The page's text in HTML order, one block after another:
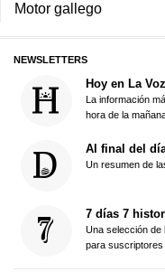
Motor gallego
NEWSLETTERS
Hoy en La Voz
La información
hora de la
Al final del
Un resumen de
7 días 7
Una selección de
para suscriptores